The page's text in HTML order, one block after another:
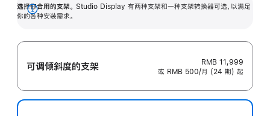
选择你合用的支架。 Studio Display 有两种支架和一种支架转换器可选，以满足
你的各种安装需求。
展
可调倾斜度的支架
RMB 11,999
或 RMB 500/月 (24 期) 起